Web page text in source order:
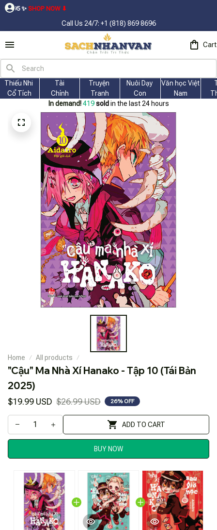
NOW ⬇
Call Us 24/7: +1 (818) 869 8696
Cart
Thiếu Nhi
Cổ Tích
Tài
Chính
Truyện
Tranh
Nuôi Dạy
Con
Văn học Việt
Nam
In demand! 419 sold in the last 24 hours
Home All products
"Cậu" Ma Nhà Xí Hanako - Tập 10 (Tái Bản
2025)
$19.99 USD $26.99 USD 26% OFF
ADD TO CART
BUY NOW